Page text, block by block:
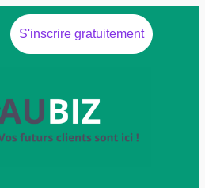
S'inscrire gratuitement